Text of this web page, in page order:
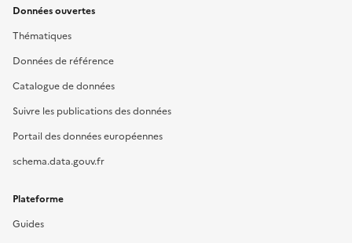
Données ouvertes
Thématiques
Données de référence
Catalogue de données
Suivre les publications des données
Portail des données européennes
schema.data.gouv.fr
Plateforme
Guides